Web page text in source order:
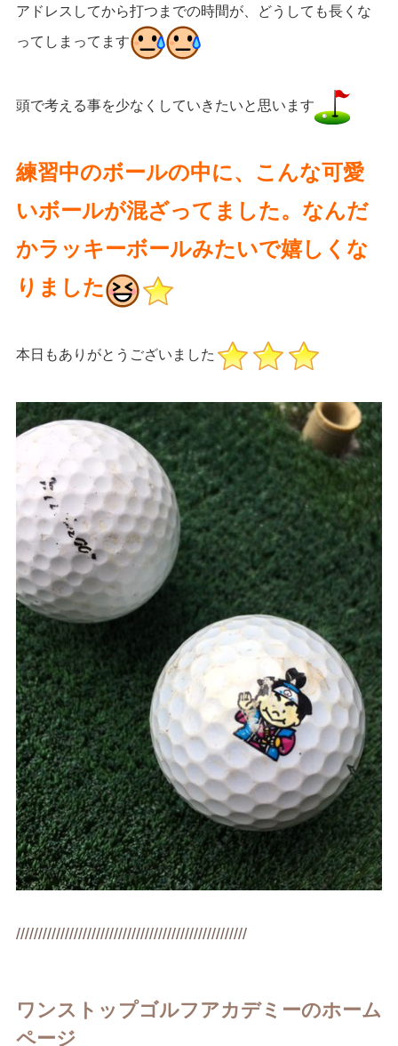
アドレスしてから打つまでの時間が、どうしても長くな
ってしまってます
頭で考える事を少なくしていきたいと思います
練習中のボールの中に、こんな可愛
いボールが混ざってました。なんだ
かラッキーボールみたいで嬉しくな
りました
本日もありがとうございました
////////////////////////////////////////////////////
ワンストップゴルフアカデミーのホーム
ページ